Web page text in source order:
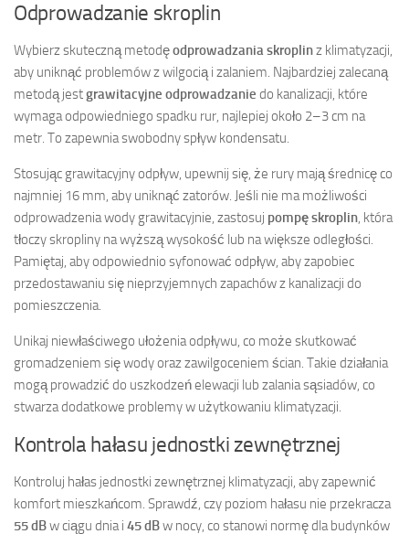
Odprowadzanie skroplin
Wybierz skuteczną metodęodprowadzania skroplinz klimatyzacji,
aby uniknąć problemów z wilgocią i zalaniem. Najbardziej zalecaną
metodą jestgrawitacyjne odprowadzanie do kanalizacji, które
wymaga odpowiedniego spadku rur, najlepiej około 2–3 cm na
metr. To zapewnia swobodny spływ kondensatu.
Stosując grawitacyjny odpływ, upewnij się, że rury mają średnicę co
najmniej 16 mm, aby uniknąć zatorów. Jeśli nie ma możliwości
odprowadzenia wody grawitacyjnie, zastosuj pompę skroplin, która
tłoczy skropliny na wyższą wysokość lub na większe odległości.
Pamiętaj, aby odpowiednio syfonować odpływ, aby zapobiec
przedostawaniu się nieprzyjemnych zapachów z kanalizacji do
pomieszczenia.
Unikaj niewłaściwego ułożenia odpływu, co może skutkować
gromadzeniem się wody oraz zawilgoceniem ścian. Takie działania
mogą prowadzić do uszkodzeń elewacji lub zalania sąsiadów, co
stwarza dodatkowe problemy w użytkowaniu klimatyzacji.
Kontrola hałasu jednostki zewnętrznej
Kontroluj hałas jednostki zewnętrznej klimatyzacji, aby zapewnić
komfort mieszkańcom. Sprawdź, czy poziom hałasu nie przekracza
55 dBw ciągu dnia i 45 dBw nocy, co stanowi normę dla budynków